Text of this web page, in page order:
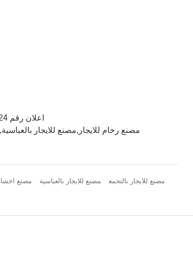
اعلان رقم 24 ويوجد ايضا مصنع للايجار أبو رواش,مصانع جاهزة للايجار
مصنع رخام للايجار,مصنع للايجار
مصنع للايجار بالتجمع مصنع للايجار بالعباسية مصنع